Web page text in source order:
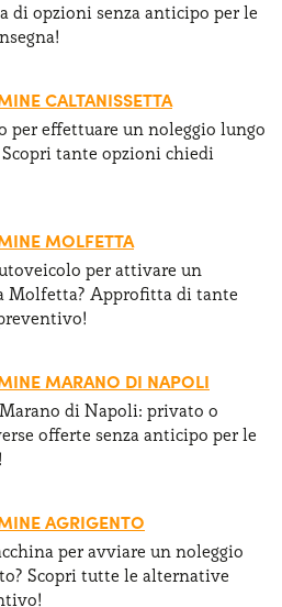
di opzioni senza anticipo per le
CALTANISSETTA
per effettuare un noleggio lungo
tante opzioni chiedi
MOLFETTA
per attivare un
Molfetta? Approfitta di tante
MARANO DI NAPOLI
di Napoli: privato o
offerte senza anticipo per le
AGRIGENTO
per avviare un noleggio
Scopri tutte le alternative